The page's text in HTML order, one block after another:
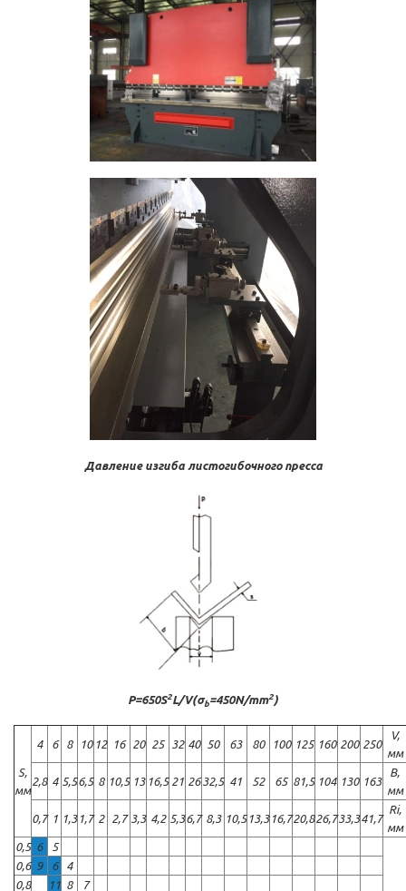
Давление изгиба листогибочного пресса
P=650S2L/V(σb=450N/mm2)
S,
мм
4 6 8 10 12 16 20 25 32 40 50 63 80 100 125 160 200 250
V,
мм
2,8 4 5,56,5 8 10,5 13 16,5 21 26 32,5 41 52 65 81,5 104 130 163
B,
мм
0,7 1 1,3 1,7 2 2,7 3,3 4,2 5,36,7 8,3 10,5 13,3 16,720,826,733,341,7
Ri,
мм
0,5 6
5
0,6
9 6
4
0,8
11 8 7